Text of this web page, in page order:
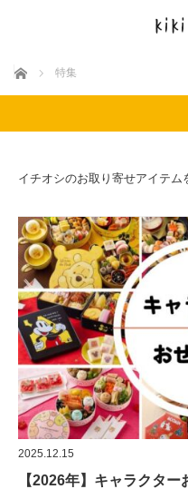
ホーム 特集
イチオシのお取り寄せアイテム
2025.12.15
【2026年】キャラクタ